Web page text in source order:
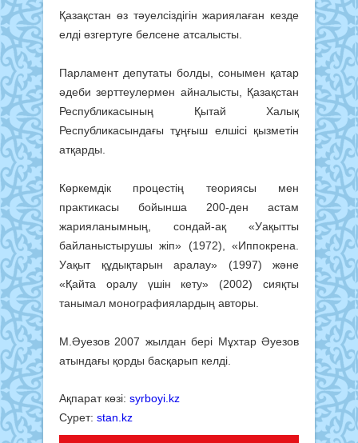
Қазақстан өз тәуелсіздігін жариялаған кезде
елді өзгертуге белсене атсалысты.
Парламент депутаты болды, сонымен қатар
әдеби зерттеулермен айналысты, Қазақстан
Республикасының Қытай Халық
Республикасындағы тұңғыш елшісі қызметін
атқарды.
Көркемдік процестің теориясы мен
практикасы бойынша 200-ден астам
жарияланымның, сондай-ақ «Уақытты
байланыстырушы жіп» (1972), «Иппокрена.
Уақыт құдықтарын аралау» (1997) және
«Қайта оралу үшін кету» (2002) сияқты
танымал монографиялардың авторы.
М.Әуезов 2007 жылдан бері Мұхтар Әуезов
атындағы қорды басқарып келді.
Ақпарат көзі: syrboyi.kz
Сурет: stan.kz